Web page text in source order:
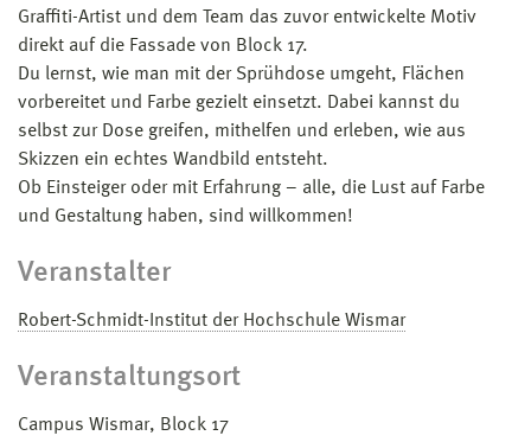
Graffiti-Artist und dem Team das zuvor entwickelte Motiv
direkt auf die Fassade von Block 17.
Du lernst, wie man mit der Sprühdose umgeht, Flächen
vorbereitet und Farbe gezielt einsetzt. Dabei kannst du
selbst zur Dose greifen, mithelfen und erleben, wie aus
Skizzen ein echtes Wandbild entsteht.
Ob Einsteiger oder mit Erfahrung – alle, die Lust auf Farbe
und Gestaltung haben, sind willkommen!
Veranstalter
Robert-Schmidt-Institut der Hochschule Wismar
Veranstaltungsort
Campus Wismar, Block 17